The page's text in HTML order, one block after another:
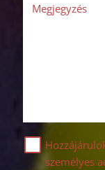
Megjegyzés
személyes